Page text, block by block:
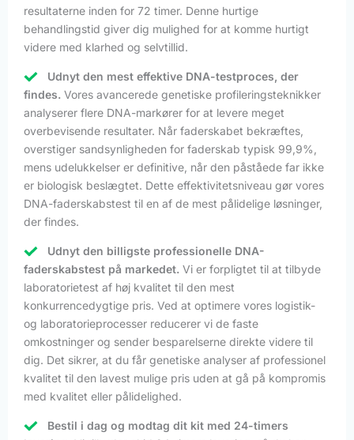
resultaterne inden for 72 timer. Denne hurtige
behandlingstid giver dig mulighed for at komme hurtigt
videre med klarhed og selvtillid.
Udnyt den mest effektive DNA-testproces, der
findes. Vores avancerede genetiske profileringsteknikker
analyserer flere DNA-markører for at levere meget
overbevisende resultater. Når faderskabet bekræftes,
overstiger sandsynligheden for faderskab typisk 99,9%,
mens udelukkelser er definitive, når den påståede far ikke
er biologisk beslægtet. Dette effektivitetsniveau gør vores
DNA-faderskabstest til en af de mest pålidelige løsninger,
der findes.
Udnyt den billigste professionelle DNA-
faderskabstest på markedet. Vi er forpligtet til at tilbyde
laboratorietest af høj kvalitet til den mest
konkurrencedygtige pris. Ved at optimere vores logistik-
og laboratorieprocesser reducerer vi de faste
omkostninger og sender besparelserne direkte videre til
dig. Det sikrer, at du får genetiske analyser af professionel
kvalitet til den lavest mulige pris uden at gå på kompromis
med kvalitet eller pålidelighed.
Bestil i dag og modtag dit kit med 24-timers